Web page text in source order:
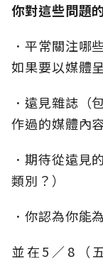
你對這些問題
．平常關注哪
如果要以媒體
．遠見雜誌（
作過的媒體內
．期待從遠見
類別？）
．你認為你能
並在5／8（